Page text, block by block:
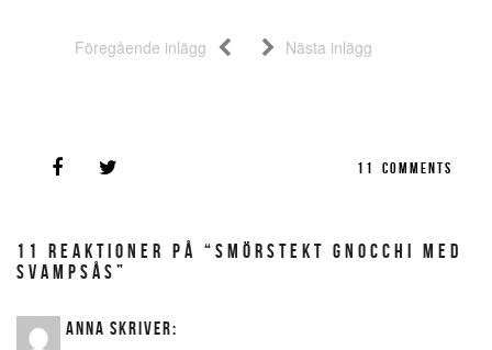
Föregående inlägg Nästa inlägg
11 COMMENTS
11 REAKTIONER PÅ “SMÖRSTEKT GNOCCHI MED
SVAMPSÅS”
ANNA SKRIVER: